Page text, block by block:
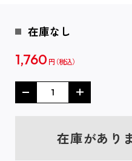
在庫なし
1,760 円
在庫があり